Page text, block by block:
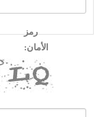
رمز
الأمان: